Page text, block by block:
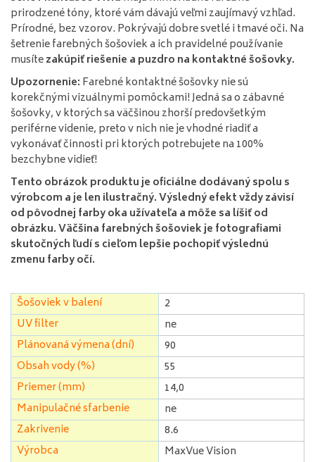
prirodzené tóny, ktoré vám dávajú veľmi zaujímavý vzhľad.
Prírodné, bez vzorov. Pokrývajú dobre svetlé i tmavé oči. Na
šetrenie farebných šošoviek a ich pravidelné používanie
musítezakúpiť riešenie a puzdro na kontaktné šošovky.
Upozornenie: Farebné kontaktné šošovky nie sú
korekčnými vizuálnymi pomôckami! Jedná sa o zábavné
šošovky, v ktorých sa väčšinou zhorší predovšetkým
periférne videnie, preto v nich nie je vhodné riadiť a
vykonávať činnosti pri ktorých potrebujete na 100%
bezchybne vidieť!
Tento obrázok produktu je oficiálne dodávaný spolu s
výrobcom a je len ilustračný. Výsledný efekt vždy závisí
od pôvodnej farby oka užívateľa a môže sa líšiť od
obrázku. Väčšina farebných šošoviek je fotografiami
skutočných ľudí s cieľom lepšie pochopiť výslednú
zmenu farby očí.
Šošoviek v balení
2
UV filter
ne
Plánovaná výmena (dní)
90
Obsah vody (%)
55
Priemer (mm)
14,0
Manipulačné sfarbenie
ne
Zakrivenie
8.6
Výrobca
MaxVue Vision